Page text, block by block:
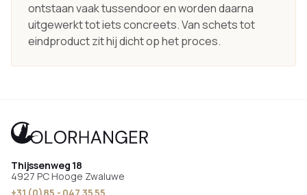
ontstaan vaak tussendoor en worden daarna
uitgewerkt tot iets concreets. Van schets tot
eindproduct zit hij dicht op het proces.
Thijssenweg 18
4927 PC Hooge Zwaluwe